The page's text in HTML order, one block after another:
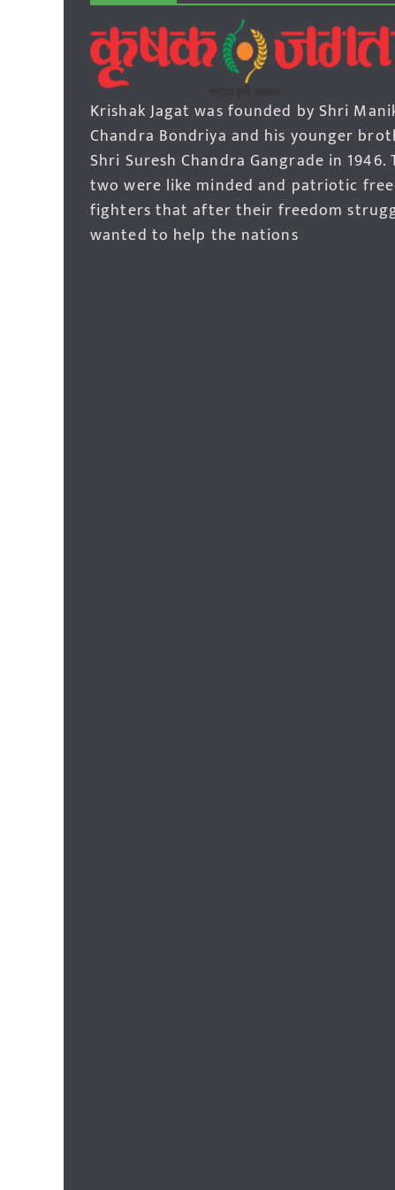
Krishak Jagat was founded by Shri
Chandra Bondriya and his younger
Shri Suresh Chandra Gangrade in 1946.
two were like minded and patriotic
fighters that after their freedom
wanted to help the nations